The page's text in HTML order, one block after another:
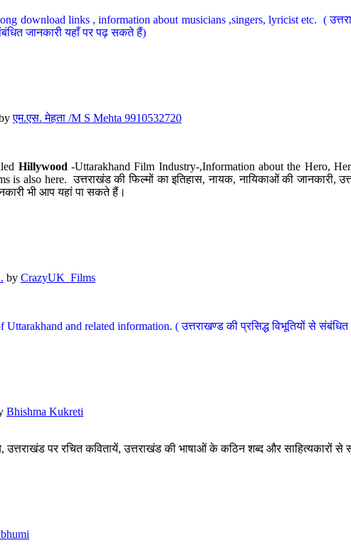
download links , information about musicians ,singers, lyricist etc. (
जानकारी यहाँ पर पढ़ सकते हैं)
एम.एस. मेहता /M S Mehta 9910532720
Hillywood-Uttarakhand Film Industry-,Information about the Hero,
also here. उत्तराखंड की फिल्मों का इतिहास, नायक, नायिकाओं की जानकारी,
भी आप यहां पा सकते हैं।
by CrazyUK_Films
and related information. ( उत्तराखण्ड की प्रसिद्ध विभूतियों से संबंधित
Bhishma Kukreti
पर रचित कवितायें, उत्तराखंड की भाषाओं के कठिन शब्द और साहित्यकारों से